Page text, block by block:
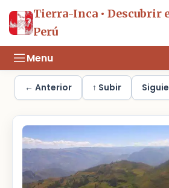
Tierra-Inca • Descubrir
Perú
Menu
← Anterior ↑ Subir